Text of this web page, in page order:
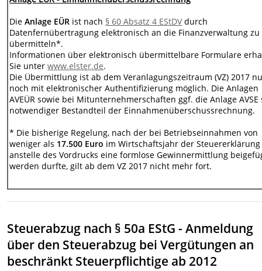
DieAnlage EÜR ist nach § 60 Absatz 4 EStDVdurch
Datenfernübertragung elektronisch an die Finanzverwaltung zu
übermitteln*.
Informationen über elektronisch übermittelbare Formulare
Sie unterwww.elster.de.
Die Übermittlung ist ab dem Veranlagungszeitraum (VZ) 2017
noch mit elektronischer Authentifizierung möglich. Die Anlagen
AVEÜR sowie bei Mitunternehmerschaften ggf. die Anlage AVSE
notwendiger Bestandteil der Einnahmenüberschussrechnung.
* Die bisherige Regelung, nach der bei Betriebseinnahmen von
weniger als 17.500 Euro im Wirtschaftsjahr der Steuererklärung
anstelle des Vordrucks eine formlose Gewinnermittlung
werden durfte, gilt ab dem VZ 2017 nicht mehr fort.
Steuerabzug nach § 50a EStG - Anmeldung
über den Steuerabzug bei Vergütungen an
beschränkt Steuerpflichtige ab 2012